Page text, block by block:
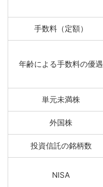
手数料（定額）
年齢による手数料の優遇
単元未満株
外国株
投資信託の銘柄数
NISA